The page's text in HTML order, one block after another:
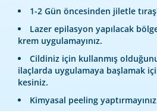
1-2 Gün öncesinden jiletle
Lazer epilasyon yapılacak
krem uygulamayınız.
Cildiniz için kullanmış
ilaçlarda uygulamaya başlamak
kesiniz.
Kimyasal peeling